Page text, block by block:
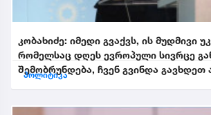
კობახიძე: იმედი გვაქვს, ის მუდმივი
რომელსაც დღეს ევროპული სივრცე
შემობრუნდება, ჩვენ გვინდა გავხდეთ
პოლიტიკა